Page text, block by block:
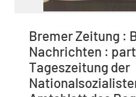
Bremer Zeitung :
Nachrichten :
Tageszeitung der